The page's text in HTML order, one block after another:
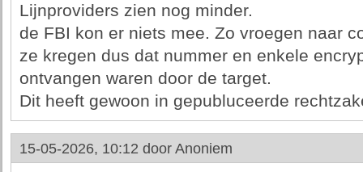
Lijnproviders zien nog minder.
de FBI kon er niets mee. Zo vroegen naar
ze kregen dus dat nummer en enkele
ontvangen waren door de target.
Dit heeft gewoon in gepubluceerde
15-05-2026, 10:12 door Anoniem